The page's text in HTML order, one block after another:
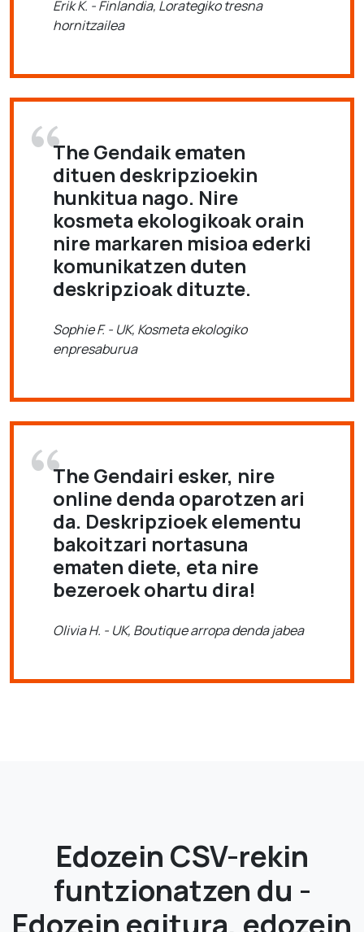
Erik K. - Finlandia, Lorategiko tresna
hornitzailea
The Gendaik ematen
dituen deskripzioekin
hunkitua nago. Nire
kosmeta ekologikoak orain
nire markaren misioa ederki
komunikatzen duten
deskripzioak dituzte.
Sophie F. - UK, Kosmeta ekologiko
enpresaburua
The Gendairi esker, nire
online denda oparotzen ari
da. Deskripzioek elementu
bakoitzari nortasuna
ematen diete, eta nire
bezeroek ohartu dira!
Olivia H. - UK, Boutique arropa denda jabea
Edozein CSV-rekin
funtzionatzen du -